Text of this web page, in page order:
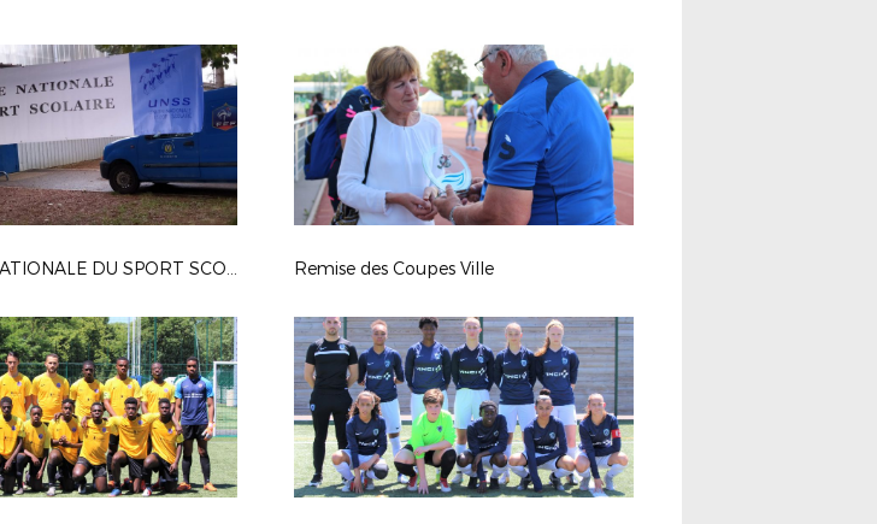
JOURNÉE NATIONALE DU SPORT SCOLAIRE Remise des Coupes Ville